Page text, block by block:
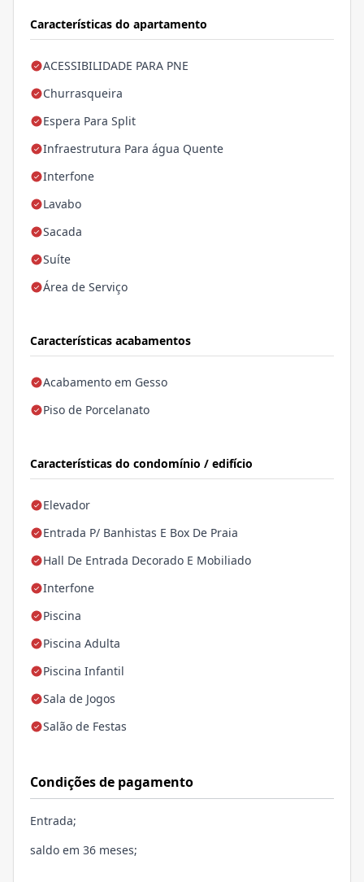
Características do apartamento
ACESSIBILIDADE PARA PNE
Churrasqueira
Espera Para Split
Infraestrutura Para água Quente
Interfone
Lavabo
Sacada
Suíte
Área de Serviço
Características acabamentos
Acabamento em Gesso
Piso de Porcelanato
Características do condomínio / edifício
Elevador
Entrada P/ Banhistas E Box De Praia
Hall De Entrada Decorado E Mobiliado
Interfone
Piscina
Piscina Adulta
Piscina Infantil
Sala de Jogos
Salão de Festas
Condições de pagamento
Entrada;
saldo em 36 meses;